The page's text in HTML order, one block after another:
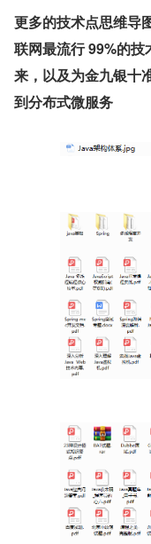
更多的技术点思维导
联网最流行 99%的
来，以及为金九银十
到分布式微服务